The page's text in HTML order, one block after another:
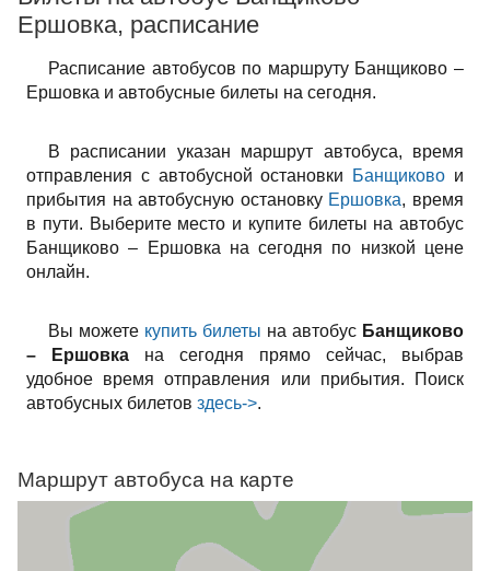
Ершовка, расписание
Расписание автобусов по маршруту Банщиково –
Ершовка и автобусные билеты на сегодня.
В расписании указан маршрут автобуса, время
отправления с автобусной остановки
Банщиково и
прибытия на автобусную остановку Ершовка, время
в пути. Выберите место и купите билеты на автобус
Банщиково – Ершовка на сегодня по низкой цене
онлайн.
Вы можете купить билеты на автобус Банщиково
– Ершовка на сегодня прямо сейчас, выбрав
удобное время отправления или прибытия. Поиск
автобусных билетов здесь->.
Маршрут автобуса на карте